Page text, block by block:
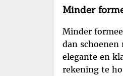
Minder
Minder
dan schoenen
elegante en
rekening te